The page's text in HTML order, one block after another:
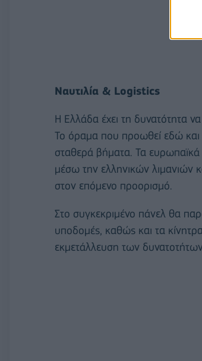
Ναυτιλία & Logistics
Η Ελλάδα έχει τη δυνατότητα
Το όραμα που προωθεί εδώ και
σταθερά βήματα. Τα ευρωπαϊκά
μέσω την ελληνικών λιμανιών
στον επόμενο προορισμό.
Στο συγκεκριμένο πάνελ θα
υποδομές, καθώς και τα
εκμετάλλευση των